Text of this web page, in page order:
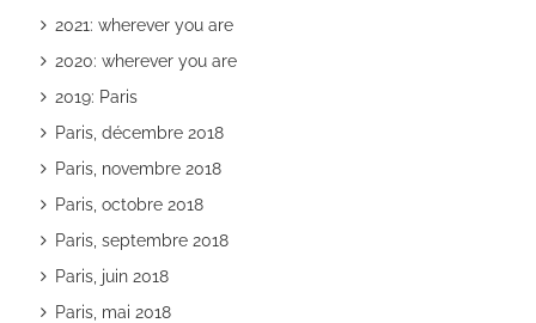
2021: wherever you are
2020: wherever you are
2019: Paris
Paris, décembre 2018
Paris, novembre 2018
Paris, octobre 2018
Paris, septembre 2018
Paris, juin 2018
Paris, mai 2018